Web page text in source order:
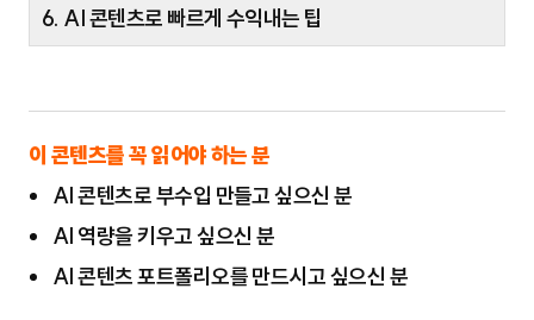
6. AI 콘텐츠로 빠르게 수익내는 팁
이 콘텐츠를 꼭 읽어야 하는 분
AI 콘텐츠로 부수입 만들고 싶으신 분
AI 역량을 키우고 싶으신 분
AI 콘텐츠 포트폴리오를 만드시고 싶으신 분